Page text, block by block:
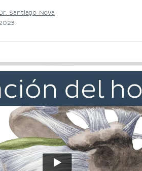
Santiago Nova